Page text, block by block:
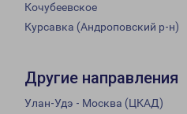
Кочубеевское
Курсавка (Андроповский р-н)
Другие направления
Улан-Удэ - Москва (ЦКАД)